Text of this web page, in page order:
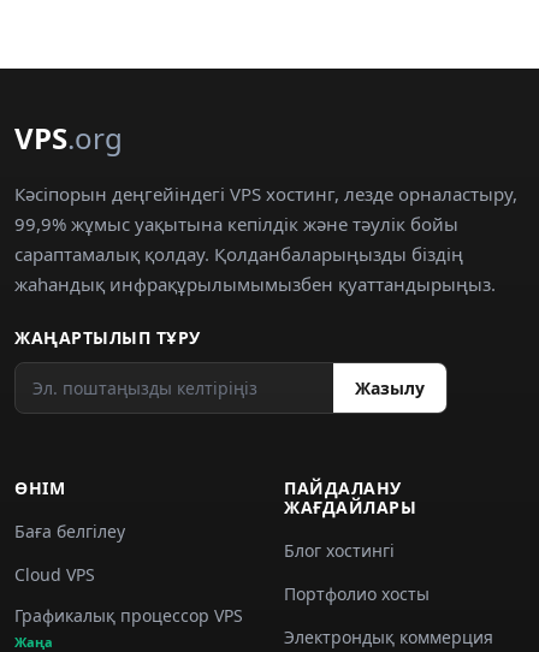
VPS.org
Кәсіпорын деңгейіндегі VPS хостинг, лезде орналастыру,
99,9% жұмыс уақытына кепілдік және тәулік бойы
сараптамалық қолдау. Қолданбаларыңызды біздің
жаһандық инфрақұрылымымызбен қуаттандырыңыз.
ЖАҢАРТЫЛЫП ТҰРУ
Жазылу
ӨНІМ
Баға белгілеу
Cloud VPS
Графикалық процессор VPS
Жаңа
ПАЙДАЛАНУ
ЖАҒДАЙЛАРЫ
Блог хостингі
Портфолио хосты
Электрондық коммерция